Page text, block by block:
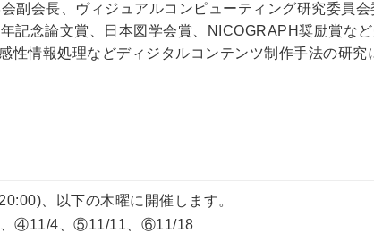
副会長、ヴィジュアルコンピューティング研究委員
記念論文賞、日本図学会賞、NICOGRAPH奨励賞な
性情報処理などディジタルコンテンツ制作手法の研究
、以下の木曜に開催します。
④11/4、⑤11/11、⑥11/18